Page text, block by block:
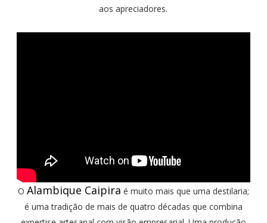
aos apreciadores.
O Alambique Caipira é muito mais que uma destilaria;
é uma tradição de mais de quatro décadas que combina